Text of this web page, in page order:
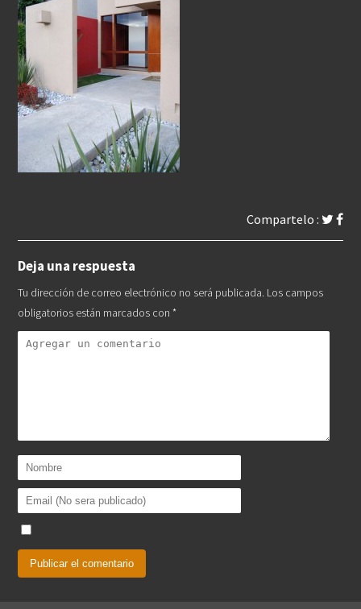
Compartelo :
Deja una respuesta
Tu dirección de correo electrónico no será publicada. Los campos
obligatorios están marcados con*